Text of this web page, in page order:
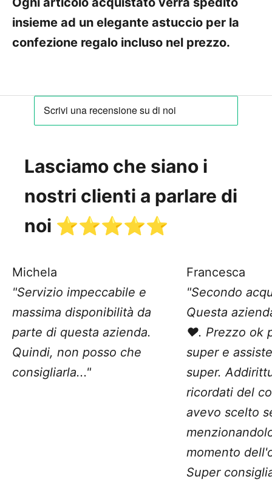
insieme ad un elegante astuccio per la
confezione regalo incluso nel prezzo.
Lasciamo che siano i
nostri clienti a parlare di
noi ⭐️⭐️⭐️⭐️⭐️
Michela
"Servizio impeccabile e
massima disponibilità da
parte di questa azienda.
Quindi, non posso che
consigliarla..."
Francesca
"Secondo
Questa
❤️. Prezzo ok
super e
super.
ricordati del
avevo scelto
momento
Super